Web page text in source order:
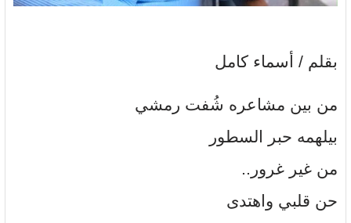
بقلم / أسماء كامل
من بين مشاعره شُفت رمشي
بيلهمه حبر السطور
من غير غرور..
حن قلبي واهتدى